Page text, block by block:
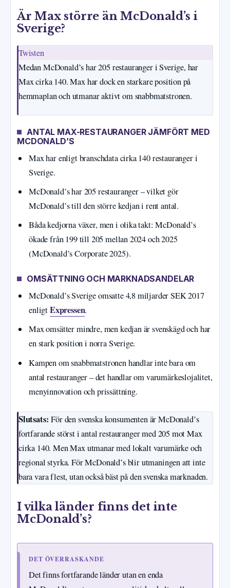
Är Max större än McDonald’s i
Sverige?
Twisten
Medan McDonald’s har 205 restauranger i Sverige, har
Max cirka 140. Max har dock en starkare position på
hemmaplan och utmanar aktivt om snabbmatstronen.
ANTAL MAX-RESTAURANGER JÄMFÖRT MED
MCDONALD’S
Max har enligt branschdata cirka 140 restauranger i
Sverige.
McDonald’s har 205 restauranger – vilket gör
McDonald’s till den större kedjan i rent antal.
Båda kedjorna växer, men i olika takt: McDonald’s
ökade från 199 till 205 mellan 2024 och 2025
(McDonald’s Corporate 2025).
OMSÄTTNING OCH MARKNADSANDELAR
McDonald’s Sverige omsatte 4,8 miljarder SEK 2017
enligtExpressen.
Max omsätter mindre, men kedjan är svenskägd och har
en stark position i norra Sverige.
Kampen om snabbmatstronen handlar inte bara om
antal restauranger – det handlar om varumärkeslojalitet,
menyinnovation och prissättning.
Slutsats: För den svenska konsumenten är McDonald’s
fortfarande störst i antal restauranger med 205 mot Max
cirka 140. Men Max utmanar med lokalt varumärke och
regional styrka. För McDonald’s blir utmaningen att inte
bara vara flest, utan också bäst på den svenska marknaden.
I vilka länder finns det inte
McDonald’s?
DET ÖVERRASKANDE
Det finns fortfarande länder utan en enda